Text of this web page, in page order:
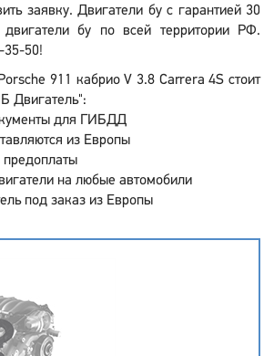
заявку. Двигатели бу с гарантией 30
бу по всей территории РФ.
35-50!
911 кабрио V 3.8 Carrera 4S стоит
Двигатель":
для ГИБДД
из Европы
на любые автомобили
под заказ из Европы